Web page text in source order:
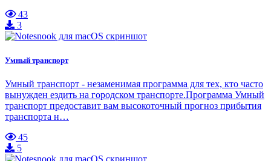
43
3
Умный транспорт
Умный транспорт - незаменимая программа для тех, кто часто
вынужден ездить на городском транспорте.Программа Умный
транспорт предоставит вам высокоточный прогноз прибытия
транспорта н…
45
5